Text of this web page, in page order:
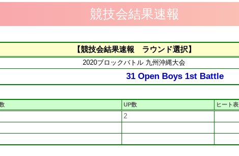
競技会結果速報
【競技会結果速報 ラウンド選択】
2020ブロックバトル 九州沖縄大会
31 Open Boys 1st Battle
UP数 ヒート表
2